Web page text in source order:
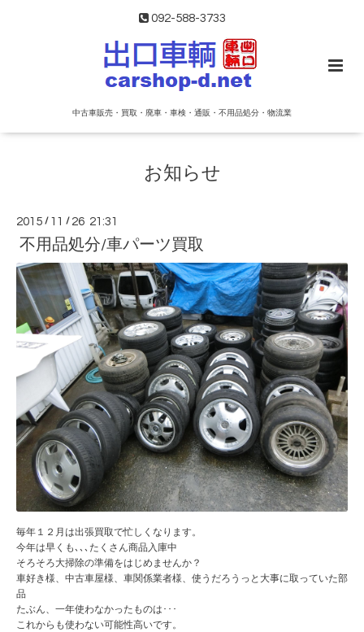
092-588-3733
中古車販売・買取・廃車・車検・通販・不用品処分・物流業
お知らせ
2015 / 11 / 26 21:31
不用品処分/車パーツ買取
毎年１２月は出張買取で忙しくなります。
今年は早くも､､､たくさん商品入庫中
そろそろ大掃除の準備をはじめませんか？
車好き様、中古車屋様、車関係業者様、使うだろうっと大事に取っていた部
品
たぶん、一年使わなかったものは･･･
これからも使わない可能性高いです。